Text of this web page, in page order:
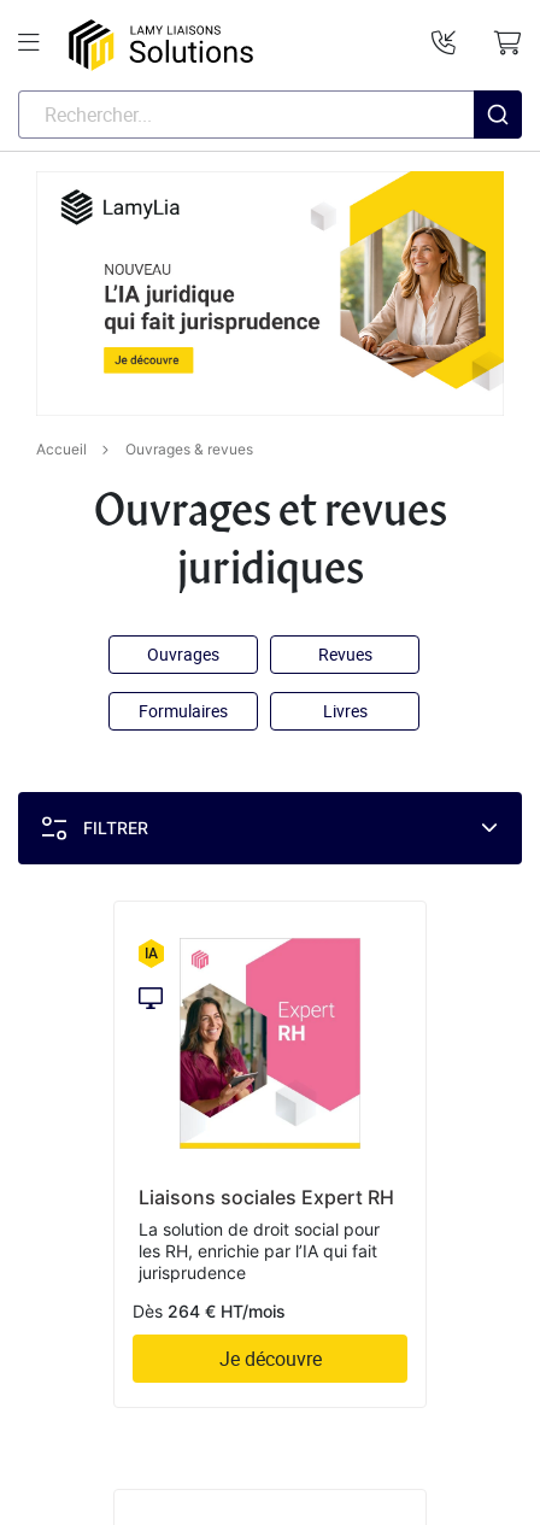
Accueil Ouvrages & revues
Ouvrages et revues
juridiques
Ouvrages Revues
Formulaires Livres
FILTRER
Liaisons sociales Expert RH
La solution de droit social pour
les RH, enrichie par l’IA qui fait
jurisprudence
Dès 264 € HT/mois
Je découvre